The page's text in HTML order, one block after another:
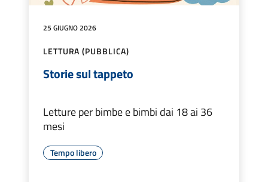
25 GIUGNO 2026
LETTURA (PUBBLICA)
Storie sul tappeto
Letture per bimbe e bimbi dai 18 ai 36
mesi
Tempo libero